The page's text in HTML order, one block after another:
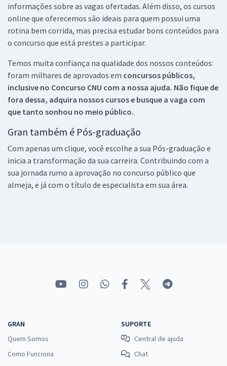
informações sobre as vagas ofertadas. Além disso, os cursos
online que oferecemos são ideais para quem possui uma
rotina bem corrida, mas precisa estudar bons conteúdos para
o concurso que está prestes a participar.
Temos muita confiança na qualidade dos nossos conteúdos:
foram milhares de aprovados em concursos públicos,
inclusive no Concurso CNU com a nossa ajuda. Não fique de
fora dessa, adquira nossos cursos e busque a vaga com
que tanto sonhou no meio público.
Gran também é Pós-graduação
Com apenas um clique, você escolhe a sua Pós-graduação e
inicia a transformação da sua carreira. Contribuindo com a
sua jornada rumo a aprovação no concurso público que
almeja, e já com o título de especialista em sua área.
GRAN
Quem Somos
Como Funciona
SUPORTE
Central de ajuda
Chat